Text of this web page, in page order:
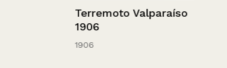
Terremoto Valparaíso
1906